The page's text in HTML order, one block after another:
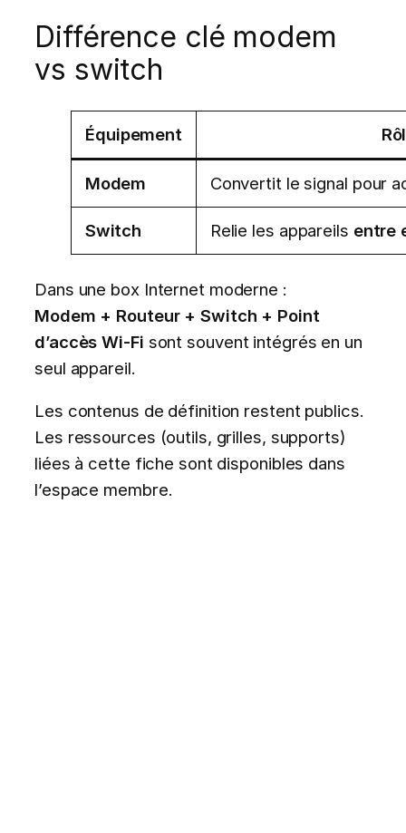
Différence clé modem
vs switch
Équipement
Modem Convertit le signal pour
Switch Relie les appareils entre
Dans une box Internet moderne :
Modem + Routeur + Switch + Point
d’accès Wi-Fi sont souvent intégrés en un
seul appareil.
Les contenus de définition restent publics.
Les ressources (outils, grilles, supports)
liées à cette fiche sont disponibles dans
l’espace membre.